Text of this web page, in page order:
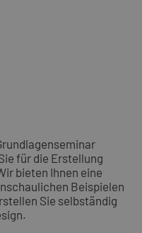
für die Erstellung
bieten Ihnen eine
Beispielen
Sie selbständig